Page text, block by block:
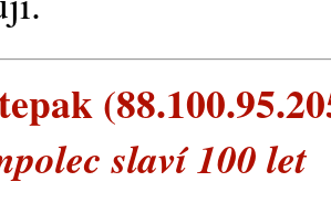
slaví 100 let